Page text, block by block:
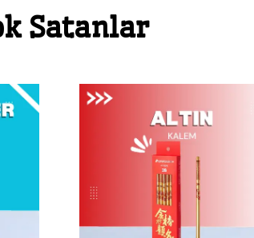
Satanlar